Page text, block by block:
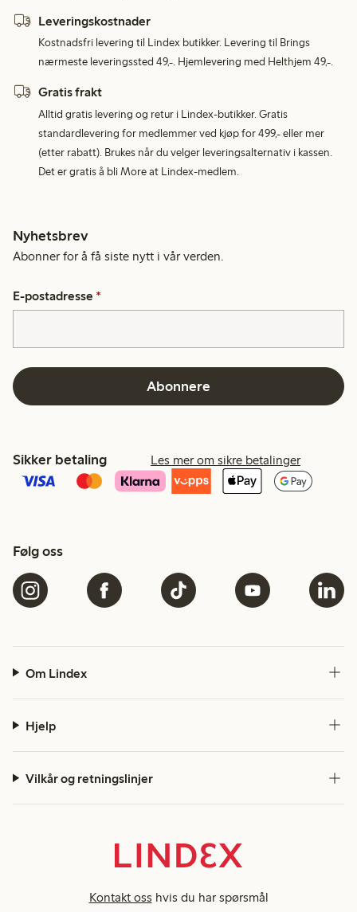
Leveringskostnader
Kostnadsfri levering til Lindex butikker. Levering til Brings
nærmeste leveringssted 49,-. Hjemlevering med Helthjem 49,-.
Gratis frakt
Alltid gratis levering og retur i Lindex-butikker. Gratis
standardlevering for medlemmer ved kjøp for 499,- eller mer
(etter rabatt). Brukes når du velger leveringsalternativ i kassen.
Det er gratis å bli More at Lindex-medlem.
Nyhetsbrev
Abonner for å få siste nytt i vår verden.
E-postadresse *
Abonnere
Sikker betaling Les mer om sikre betalinger
Følg oss
Om Lindex
Hjelp
Vilkår og retningslinjer
Kontakt oss hvis du har spørsmål